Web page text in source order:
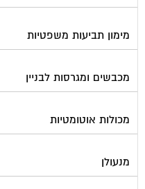
מימון תביעות משפטיות
מכבשים ומגרסות לבניין
מכולות אוטומטיות
מנעולן